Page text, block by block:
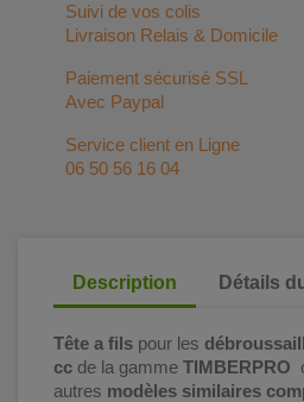
Suivi de vos colis
Livraison Relais & Domicile
Paiement sécurisé SSL
Avec Paypal
Service client en Ligne
06 50 56 16 04
Description Détails
Tête a fils pour les
cc de la gamme TIMBERPRO
autres modèles similaires